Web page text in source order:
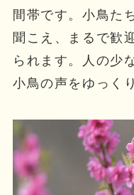
間帯です。小鳥た
聞こえ、まるで歓
られます。人の少
小鳥の声をゆっく